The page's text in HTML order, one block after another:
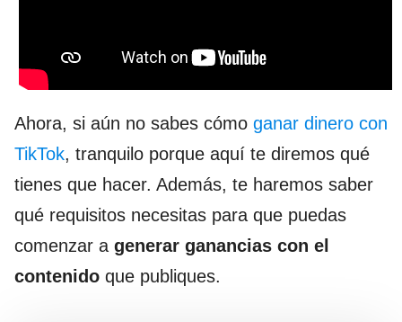
Ahora, si aún no sabes cómo ganar dinero con
TikTok, tranquilo porque aquí te diremos qué
tienes que hacer. Además, te haremos saber
qué requisitos necesitas para que puedas
comenzar a generar ganancias con el
contenido que publiques.